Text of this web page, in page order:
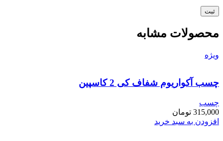
محصولات مشابه
ویژه
چسب آکواریوم شفاف کی 2 کاسپین
چسب
315,000 تومان
افزودن به سبد خرید